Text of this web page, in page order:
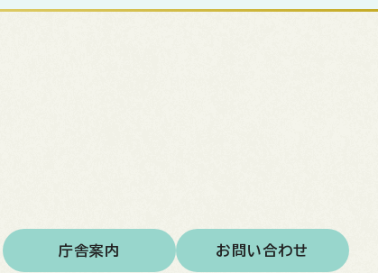
庁舎案内 お問い合わせ